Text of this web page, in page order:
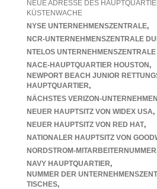
NEUE ADRESSE DES
KÜSTENWACHE
NYSE UNTERNEHMENSZENTRALE
NCR-UNTERNEHMENSZENTRALE
NTELOS
NACE-HAUPTQUARTIER HOUSTON
NEWPORT BEACH JUNIOR
HAUPTQUARTIER
NÄCHSTES VERIZON-
NEUER HAUPTSITZ VON WIDEX USA
NEUER HAUPTSITZ VON RED HAT
NATIONALER HAUPTSITZ VON
NORDSTROM-MITARBEITERNUMMER
NAVY HAUPTQUARTIER
NUMMER DER
TISCHES